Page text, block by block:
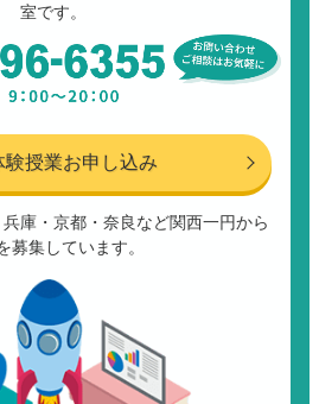
室です。
験授業お申し込み
庫・京都・奈良など関西一円から
募集しています。